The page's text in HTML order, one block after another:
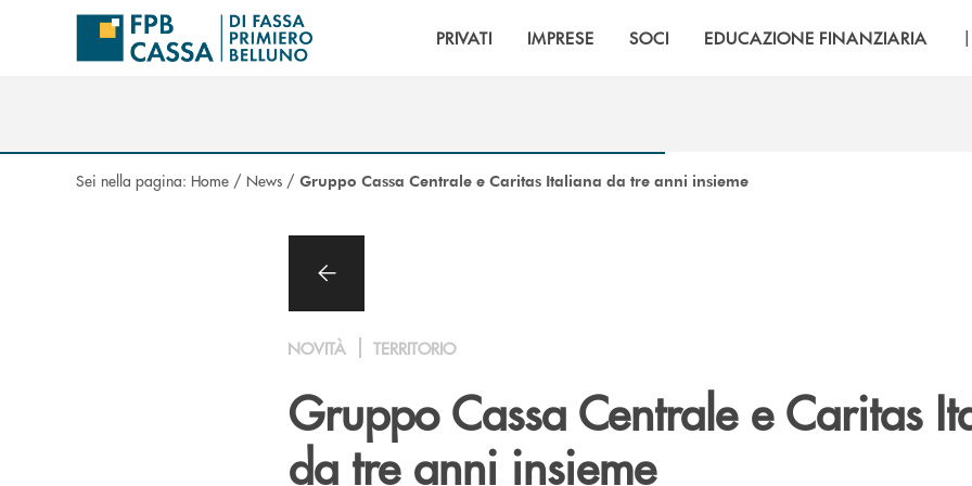
Salta al contenuto principale
PRIVATI IMPRESE SOCI EDUCAZIONE FINANZIARIA |
Sei nella pagina: Home / News / Gruppo Cassa Centrale e Caritas Italiana da tre anni insieme
NOVITÀ TERRITORIO
Gruppo Cassa Centrale e Caritas
da tre anni insieme